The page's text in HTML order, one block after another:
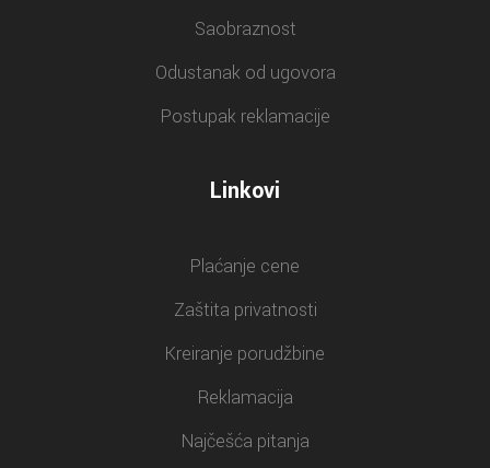
Saobraznost
Odustanak od ugovora
Postupak reklamacije
Linkovi
Plaćanje cene
Zaštita privatnosti
Kreiranje porudžbine
Reklamacija
Najčešća pitanja